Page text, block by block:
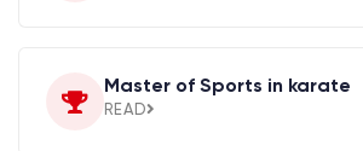
Master of Sports in karate
READ